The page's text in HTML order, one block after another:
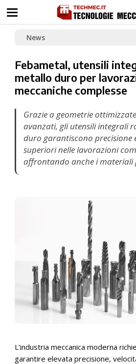
News
Febametal, utensili
metallo duro per
meccaniche complesse
Grazie a geometrie
avanzati, gli utensili integrali
duro garantiscono precisione
superiori nelle lavorazioni
affrontando anche i materiali
L’industria meccanica moderna
garantire elevata precisione,